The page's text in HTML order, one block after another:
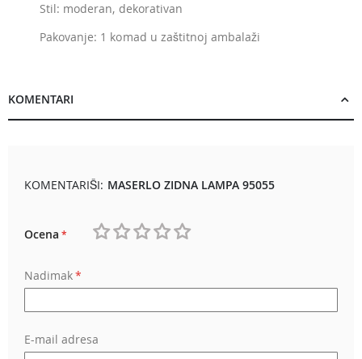
Stil: moderan, dekorativan
Pakovanje: 1 komad u zaštitnoj ambalaži
KOMENTARI
KOMENTARIŠI: MASERLO ZIDNA LAMPA 95055
Ocena
Nadimak
E-mail adresa